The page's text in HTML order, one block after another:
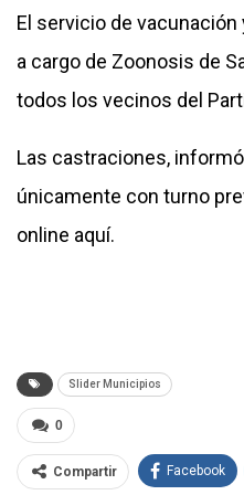
El servicio de
a cargo de Zoonosis de
todos los vecinos del
Las castraciones,
únicamente con turno
online aquí.
Slider Municipios
0
Compartir Facebook